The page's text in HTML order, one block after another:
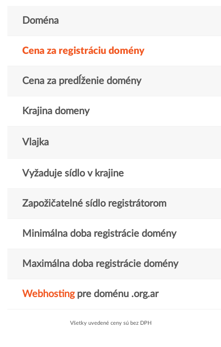
Doména
Cena za registráciu domény
Cena za predĺženie domény
Krajina domeny
Vlajka
Vyžaduje sídlo v krajine
Zapožičatelné sídlo registrátorom
Minimálna doba registrácie domény
Maximálna doba registrácie domény
Webhostingpre doménu .org.ar
Všetky uvedené ceny sú bez DPH